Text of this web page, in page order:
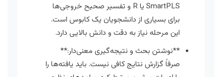
SmartPLS یا R و تفسیر صحیح خروجی‌ها
برای بسیاری از دانشجویان یک کابوس است.
این مرحله نیاز به دقت و دانش بالایی دارد.
**نوشتن بحث و نتیجه‌گیری معنی‌دار:**
صرفاً گزارش نتایج کافی نیست. باید یافته‌ها را